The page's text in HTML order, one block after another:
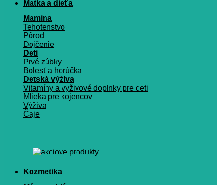
Matka a dieťa
Mamina
Tehotenstvo
Pôrod
Dojčenie
Deti
Prvé zúbky
Bolesť a horúčka
Detská výživa
Vitamíny a vyživové doplnky pre deti
Mlieka pre kojencov
Výživa
Čaje
Kozmetika